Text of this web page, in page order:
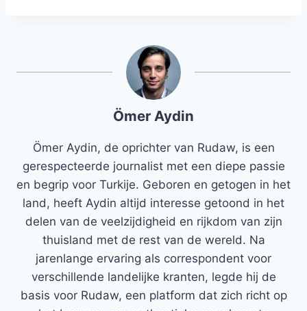
Ömer Aydin
Ömer Aydin, de oprichter van Rudaw, is een
gerespecteerde journalist met een diepe passie
en begrip voor Turkije. Geboren en getogen in het
land, heeft Aydin altijd interesse getoond in het
delen van de veelzijdigheid en rijkdom van zijn
thuisland met de rest van de wereld. Na
jarenlange ervaring als correspondent voor
verschillende landelijke kranten, legde hij de
basis voor Rudaw, een platform dat zich richt op